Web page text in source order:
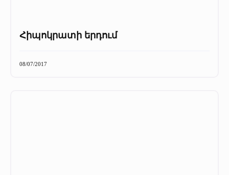
Հիպոկրատի երդում
08/07/2017